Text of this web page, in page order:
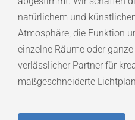
natürlichem und
Atmosphäre, die Funktion
einzelne Räume oder
verlässlicher Partner für
maßgeschneiderte